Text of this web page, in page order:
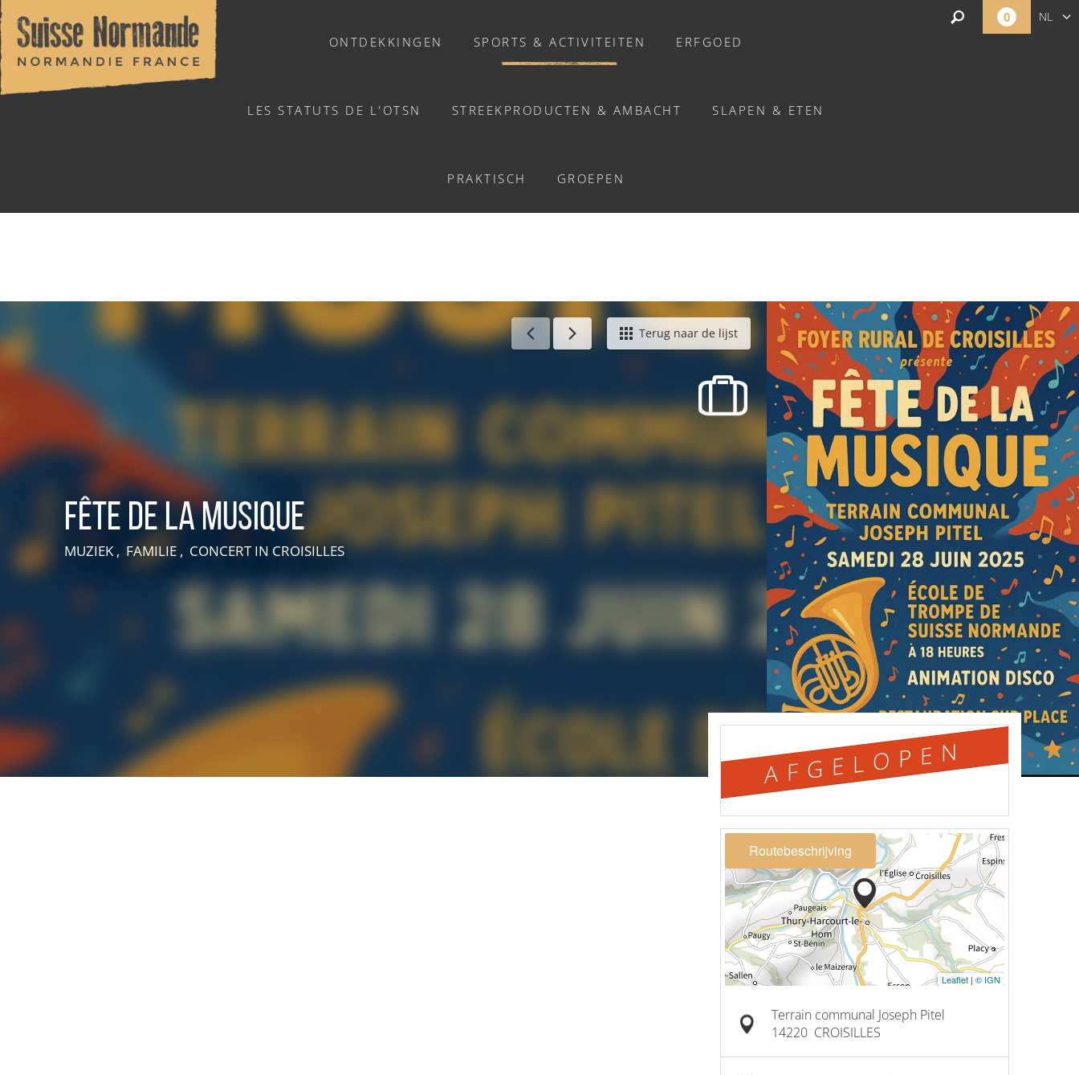
ONTDEKKINGEN SPORTS & ACTIVITEITEN
Activiteiten
Balades et promenades
Géocaching
Enquête grandeur nature : A la
Evenementen
Uitgaan in Suisse Normande -
VIVEZ UNE EXPÉRIENCE EN SUISSE NORMANDE
ERFGOED
LES STATUTS DE L'OTSN STREEKPRODUCTEN & AMBACHT SLAPEN & ETEN
PRAKTISCH GROEPEN
0 NL
FÊTE DE LA MUSIQUE - CROISILLES
Sports & activiteiten Activiteiten Agenda - Nederlands Fête de la musique - Croisilles Terug naar de lijst
Fête de la musique
MUZIEK , FAMILIE , CONCERTIN CROISILLES
AFGELOPEN
Routebeschrijving
Leaflet | © IGN
Terrain communal Joseph Pitel
14220 CROISILLES